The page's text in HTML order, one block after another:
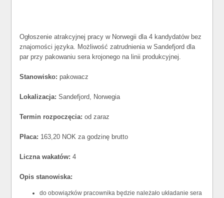
Ogłoszenie atrakcyjnej pracy w Norwegii dla 4 kandydatów bez
znajomości języka. Możliwość zatrudnienia w Sandefjord dla
par przy pakowaniu sera krojonego na linii produkcyjnej.
Stanowisko: pakowacz
Lokalizacja: Sandefjord, Norwegia
Termin rozpoczęcia: od zaraz
Płaca: 163,20 NOK za godzinę brutto
Liczna wakatów: 4
Opis stanowiska:
do obowiązków pracownika będzie należało układanie sera